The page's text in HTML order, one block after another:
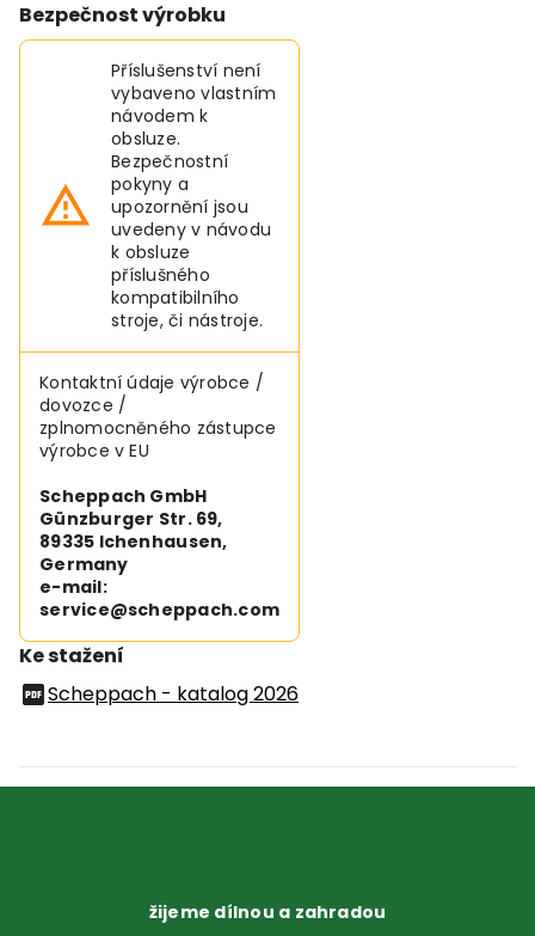
Bezpečnost výrobku
Příslušenství není
vybaveno vlastním
návodem k
obsluze.
Bezpečnostní
pokyny a
upozornění jsou
uvedeny v návodu
k obsluze
příslušného
kompatibilního
stroje, či nástroje.
Kontaktní údaje výrobce /
dovozce /
zplnomocněného zástupce
výrobce v EU
Scheppach GmbH
Günzburger Str. 69,
89335 Ichenhausen,
Germany
e-mail:
service@scheppach.com
Ke stažení
Scheppach - katalog 2026
žijeme dílnou a zahradou